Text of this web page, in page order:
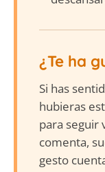
¿Te ha
Si has
hubieras
para seguir
comenta,
gesto